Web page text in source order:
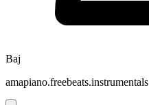
Baj
amapiano.freebeats.instrumentals